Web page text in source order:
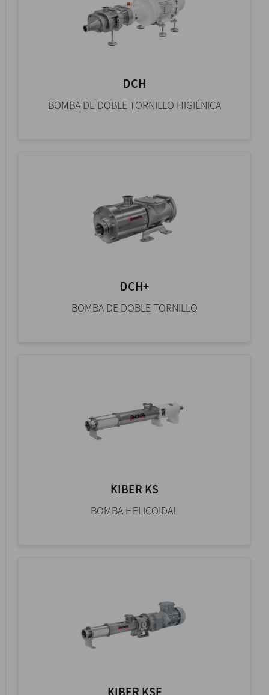
DCH
BOMBA DE DOBLE TORNILLO HIGIÉNICA
DCH+
BOMBA DE DOBLE TORNILLO
KIBER KS
BOMBA HELICOIDAL
KIBER KSF